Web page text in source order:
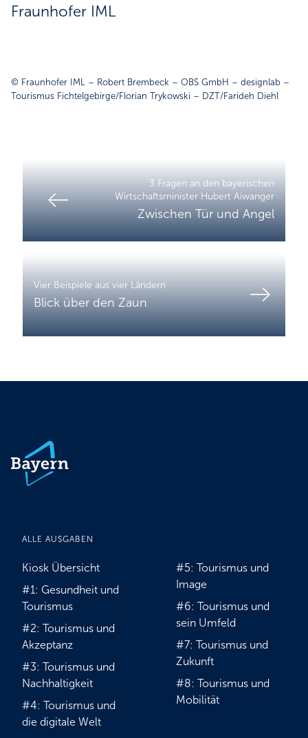
Fraunhofer IML
© Fraunhofer IML – Robert Brembeck – OBS GmbH – designlab –
Tourismus Fichtelgebirge/Florian Trykowski – DZT/Farideh Diehl
3 Fragen an den bayerischen
Wirtschaftsminister Hubert Aiwanger
Zwischen Tür und Angel
Vier Beispiele aus vier Ländern
Blick über den Zaun
ALLE AUSGABEN
Kiosk Übersicht
#1: Gesundheit und
Tourismus
#2: Tourismus und
Akzeptanz
#3: Tourismus und
Nachhaltigkeit
#4: Tourismus und
die digitale Welt
#5: Tourismus und
Image
#6: Tourismus und
sein Umfeld
#7: Tourismus und
Zukunft
#8: Tourismus und
Mobilität